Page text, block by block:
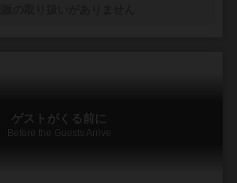
ゲストがくる前に
Before the Guests Arrive